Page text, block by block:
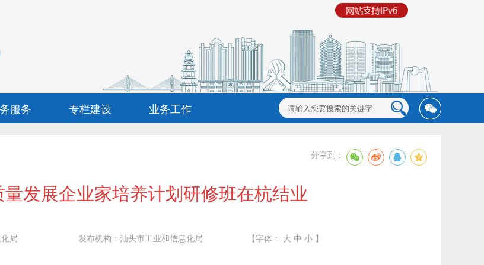
服务 专栏建设 业务工作
分享到：
发展企业家培养计划研修班在杭结业
局 发布机构：汕头市工业和信息化局 【字体： 大 中 小 】